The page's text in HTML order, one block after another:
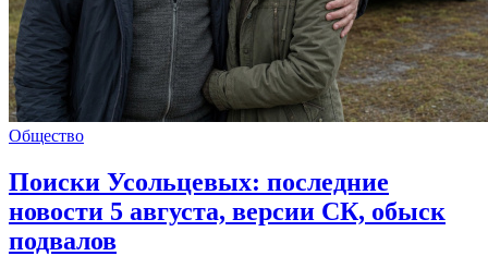
Общество
Поиски Усольцевых: последние
новости 5 августа, версии СК, обыск
подвалов